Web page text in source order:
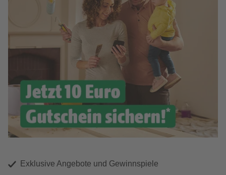
Exklusive Angebote und Gewinnspiele